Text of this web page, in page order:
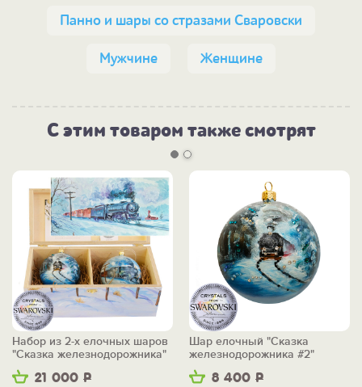
Панно и шары со стразами Сваровски
Мужчине Женщине
С этим товаром также смотрят
21 000 Р
Набор из 2-х елочных шаров
"Сказка железнодорожника"
8 400 Р
Шар елочный "Сказка
железнодорожника #2"